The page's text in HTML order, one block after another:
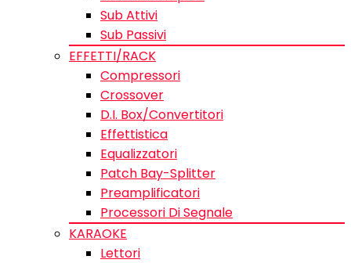
Sub Attivi
Sub Passivi
EFFETTI/RACK
Compressori
Crossover
D.I. Box/Convertitori
Effettistica
Equalizzatori
Patch Bay-Splitter
Preamplificatori
Processori Di Segnale
KARAOKE
Lettori